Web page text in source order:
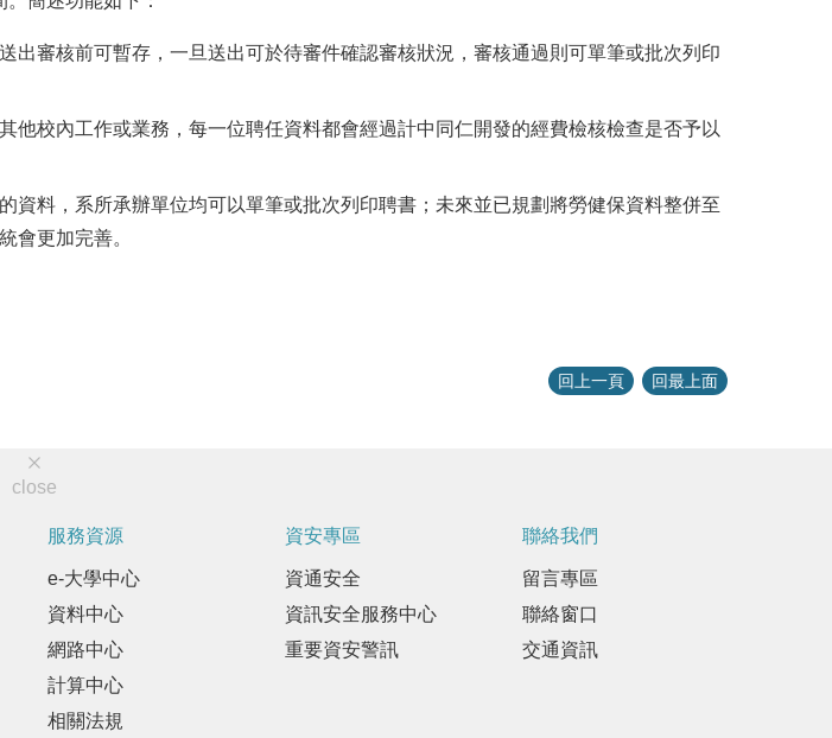
出審核前可暫存，一旦送出可於待審件確認審核狀況，審核通過則可單筆或批次列印
他校內工作或業務，每一位聘任資料都會經過計中同仁開發的經費檢核檢查是否予以
資料，系所承辦單位均可以單筆或批次列印聘書；未來並已規劃將勞健保資料整併至
會更加完善。
回上一頁 回最上面
close
服務資源
e-大學中心
資料中心
網路中心
計算中心
相關法規
資安專區
資通安全
資訊安全服務中心
重要資安警訊
聯絡我們
留言專區
聯絡窗口
交通資訊